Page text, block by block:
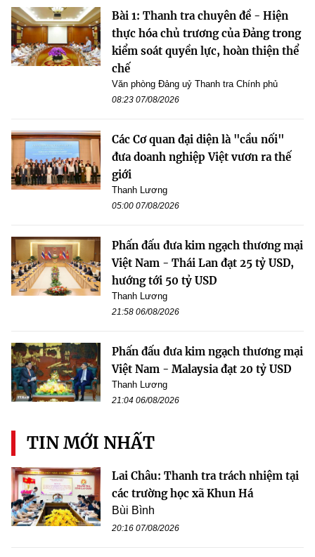
Bài 1: Thanh tra chuyên đề - Hiện
thực hóa chủ trương của Đảng trong
kiểm soát quyền lực, hoàn thiện thể
chế
Văn phòng Đảng uỷ Thanh tra Chính phủ
08:23 07/08/2026
Các Cơ quan đại diện là "cầu nối"
đưa doanh nghiệp Việt vươn ra thế
giới
Thanh Lương
05:00 07/08/2026
Phấn đấu đưa kim ngạch thương mại
Việt Nam - Thái Lan đạt 25 tỷ USD,
hướng tới 50 tỷ USD
Thanh Lương
21:58 06/08/2026
Phấn đấu đưa kim ngạch thương mại
Việt Nam - Malaysia đạt 20 tỷ USD
Thanh Lương
21:04 06/08/2026
TIN MỚI NHẤT
Lai Châu: Thanh tra trách nhiệm tại
các trường học xã Khun Há
Bùi Bình
20:16 07/08/2026